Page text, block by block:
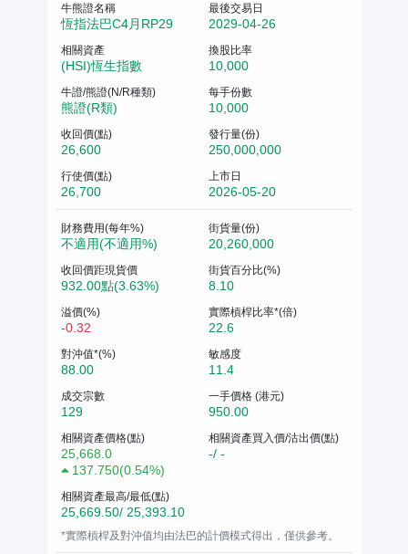
牛熊證名稱
恆指法巴C4月RP29
最後交易日
2029-04-26
相關資產
(HSI)恆生指數
換股比率
10,000
牛證/熊證(N/R種類)
熊證(R類)
每手份數
10,000
收回價(點)
26,600
發行量(份)
250,000,000
行使價(點)
26,700
上市日
2026-05-20
財務費用(每年%)
不適用(不適用%)
街貨量(份)
20,260,000
收回價距現貨價
932.00點(3.63%)
街貨百分比(%)
8.10
溢價(%)
-0.32
實際槓桿比率*(倍)
22.6
對沖值*(%)
88.00
敏感度
11.4
成交宗數
129
一手價格 (港元)
950.00
相關資產價格(點)
25,668.0
137.750(0.54%)
相關資產買入價/沽出價(點)
-/ -
相關資產最高/最低(點)
25,669.50/ 25,393.10
*實際槓桿及對沖值均由法巴的計價模式得出，僅供參考。